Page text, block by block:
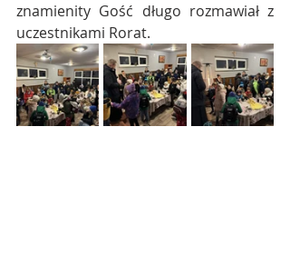
znamienity Gość długo rozmawiał z
uczestnikami Rorat.